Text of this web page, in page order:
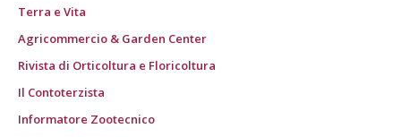
Terra e Vita
Agricommercio & Garden Center
Rivista di Orticoltura e Floricoltura
Il Contoterzista
Informatore Zootecnico